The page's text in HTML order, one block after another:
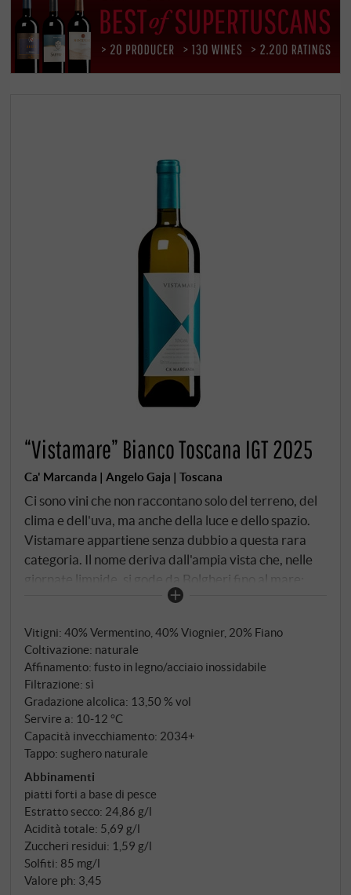
“Vistamare” Bianco Toscana IGT 2025
Ca' Marcanda | Angelo Gaja | Toscana
Ci sono vini che non raccontano solo del terreno, del
clima e dell'uva, ma anche della luce e dello spazio.
Vistamare appartiene senza dubbio a questa rara
categoria. Il nome deriva dall'ampia vista che, nelle
giornate limpide, si gode da Bolgheri fino al mare;
questo vino è una promessa mediterranea,
Gaja da decenni definisce nuovi standard – solo che
questa volta non in Piemonte, ma sulla costa toscana.
La vendemmia avviene qui per singoli appezzamenti
e in modo volutamente scaglionato: Vermentino,
Viognier e Fiano provenienti da vigneti vicini alla
costa su terreni alluvionali sabbiosi, in piccoli lotti che
vengono vinificati separatamente e poi assemblati
nella cuvée finale.
Vitigni: 40% Vermentino, 40% Viognier, 20% Fiano
Coltivazione: naturale
Affinamento: fusto in legno/acciaio inossidabile
Filtrazione: sì
Gradazione alcolica: 13,50 % vol
Servire a: 10‑12 °C
Capacità invecchiamento: 2034+
Tappo: sughero naturale
Abbinamenti
piatti forti a base di pesce
Estratto secco: 24,86 g/l
Acidità totale: 5,69 g/l
Zuccheri residui: 1,59 g/l
Solfiti: 85 mg/l
Valore ph: 3,45